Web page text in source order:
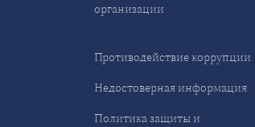
организации
Противодействие коррупции
Недостоверная информация
Политика защиты и